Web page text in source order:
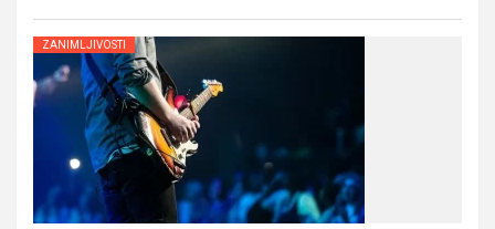
ZANIMLJIVOSTI